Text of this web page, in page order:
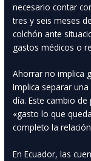
necesario contar
tres y seis meses
colchón ante
gastos médicos o
Ahorrar no implica
Implica separar
día. Este cambio
«gasto lo que
completo la
En Ecuador, las